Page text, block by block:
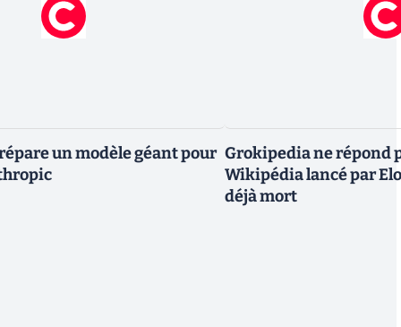
un modèle géant pour Grokipedia ne répond
Wikipédia lancé par
déjà mort